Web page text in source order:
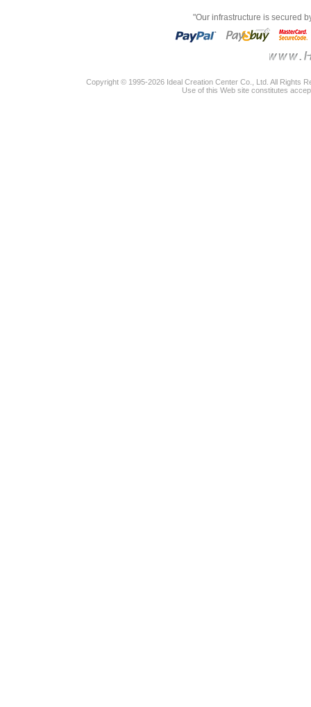
"Our infrastructure is secured
Copyright © 1995-2026 Ideal Creation Center Co., Ltd. All Rights
Use of this Web site constitutes